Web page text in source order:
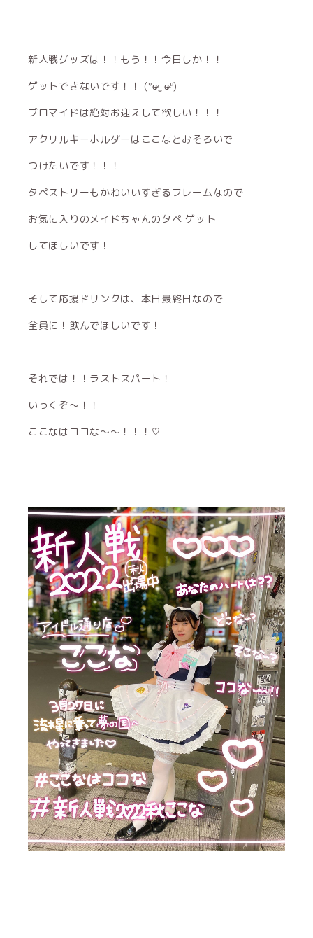
新人戦グッズは！！もう！！今日しか！！
ゲットできないです！！ (ᐡɞ̴̶̷ ̫ ɞ̴̶̷ᐡ)
ブロマイドは絶対お迎えして欲しい！！！
アクリルキーホルダーはここなとおそろいで
つけたいです！！！
タペストリーもかわいいすぎるフレームなので
お気に入りのメイドちゃんのタペ ゲット
してほしいです！
そして応援ドリンクは、本日最終日なので
全員に！飲んでほしいです！
それでは！！ラストスパート！
いっくぞ〜！！
ここなはココな〜〜！！！♡